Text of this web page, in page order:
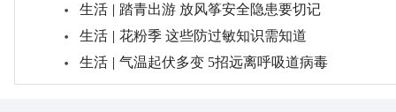
生活 | 踏青出游 放风筝安全隐患要切记
生活 | 花粉季 这些防过敏知识需知道
生活 | 气温起伏多变 5招远离呼吸道病毒